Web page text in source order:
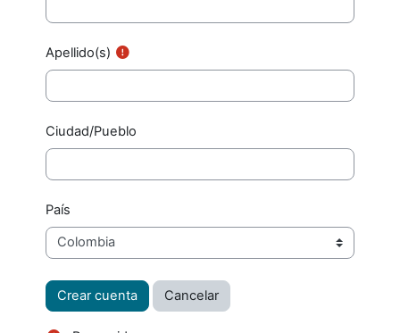
Apellido(s)
Ciudad/Pueblo
País